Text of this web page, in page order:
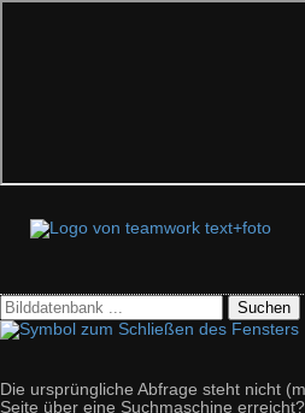
Suchen
Die ursprüngliche Abfrage steht nicht
Seite über eine Suchmaschine erreicht?